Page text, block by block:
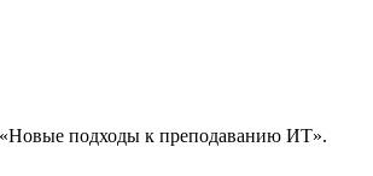
«Новые подходы к преподаванию ИТ».